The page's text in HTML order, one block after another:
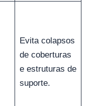
Evita colapsos
de coberturas
e estruturas de
suporte.